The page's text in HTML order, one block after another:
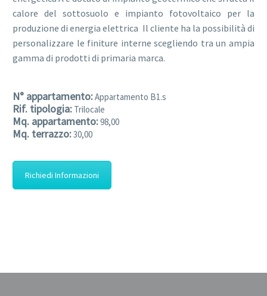
calore del sottosuolo e impianto fotovoltaico per la
produzione di energia elettrica Il cliente ha la possibilità di
personalizzare le finiture interne scegliendo tra un ampia
gamma di prodotti di primaria marca.
N° appartamento:Appartamento B1.s
Rif. tipologia: Trilocale
Mq. appartamento:98,00
Mq. terrazzo:30,00
Richiedi Informazioni